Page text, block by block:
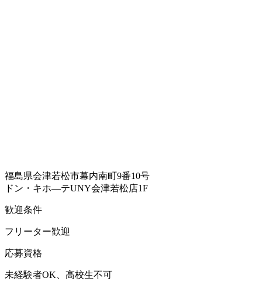
福島県会津若松市幕内南町9番10号
ドン・キホ—テUNY会津若松店1F
歓迎条件
フリーター歓迎
応募資格
未経験者OK、高校生不可